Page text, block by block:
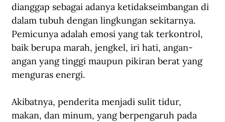
dianggap sebagai adanya ketidakseimbangan di
dalam tubuh dengan lingkungan sekitarnya.
Pemicunya adalah emosi yang tak terkontrol,
baik berupa marah, jengkel, iri hati, angan-
angan yang tinggi maupun pikiran berat yang
menguras energi.
Akibatnya, penderita menjadi sulit tidur,
makan, dan minum, yang berpengaruh pada